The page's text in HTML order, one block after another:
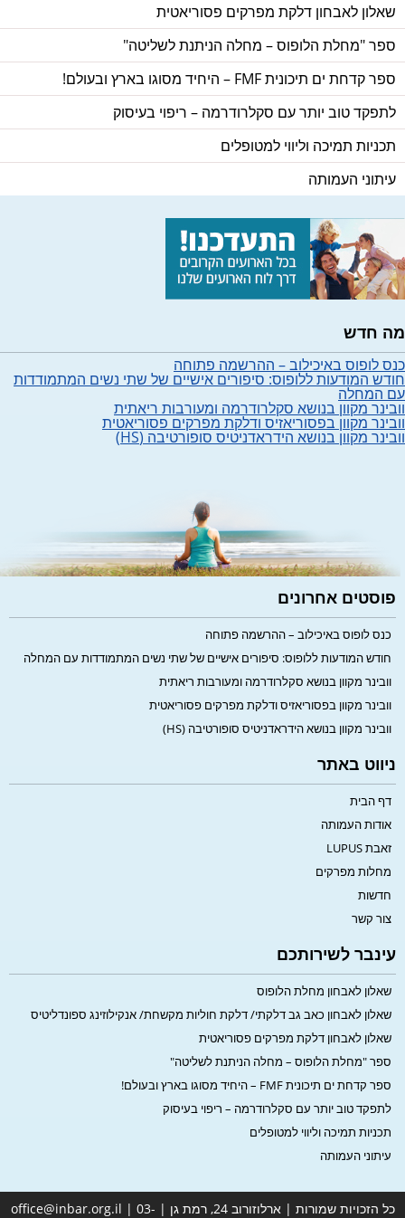
שאלון לאבחון דלקת מפרקים פסוריאטית
ספר "מחלת הלופוס – מחלה הניתנת לשליטה"
ספר קדחת ים תיכונית FMF – היחיד מסוגו בארץ ובעולם!
לתפקד טוב יותר עם סקלרודרמה – ריפוי בעיסוק
תכניות תמיכה וליווי למטופלים
עיתוני העמותה
מה חדש
כנס לופוס באיכילוב – ההרשמה פתוחה
חודש המודעות ללופוס: סיפורים אישיים של שתי נשים המתמודדות
עם המחלה
וובינר מקוון בנושא סקלרודרמה ומעורבות ריאתית
וובינר מקוון בפסוריאזיס ודלקת מפרקים פסוריאטית
וובינר מקוון בנושא הידראדניטיס סופורטיבה (HS)
פוסטים אחרונים
כנס לופוס באיכילוב – ההרשמה פתוחה
חודש המודעות ללופוס: סיפורים אישיים של שתי נשים המתמודדות עם המחלה
וובינר מקוון בנושא סקלרודרמה ומעורבות ריאתית
וובינר מקוון בפסוריאזיס ודלקת מפרקים פסוריאטית
וובינר מקוון בנושא הידראדניטיס סופורטיבה (HS)
ניווט באתר
דף הבית
אודות העמותה
זאבת LUPUS
מחלות מפרקים
חדשות
צור קשר
עינבר לשירותכם
שאלון לאבחון מחלת הלופוס
שאלון לאבחון כאב גב דלקתי/ דלקת חוליות מקשחת/ אנקילוזינג ספונדליטיס
שאלון לאבחון דלקת מפרקים פסוריאטית
ספר "מחלת הלופוס – מחלה הניתנת לשליטה"
ספר קדחת ים תיכונית FMF – היחיד מסוגו בארץ ובעולם!
לתפקד טוב יותר עם סקלרודרמה – ריפוי בעיסוק
תכניות תמיכה וליווי למטופלים
עיתוני העמותה
כל הזכויות שמורות | ארלוזורוב 24, רמת גן | office@inbar.org.il | 03-